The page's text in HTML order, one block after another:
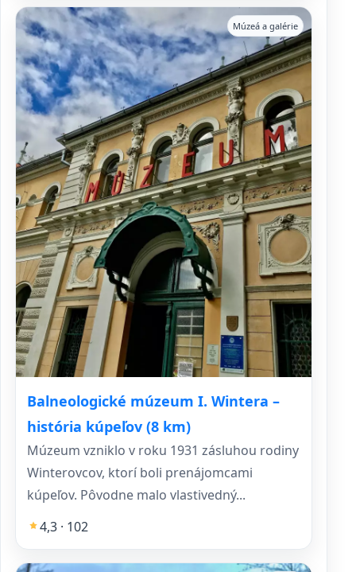
Balneologické múzeum I. Wintera –
história kúpeľov (8 km)
Múzeá a galérie
Múzeum vzniklo v roku 1931 zásluhou rodiny
Winterovcov, ktorí boli prenájomcami
kúpeľov. Pôvodne malo vlastivedný...
4,3 · 102